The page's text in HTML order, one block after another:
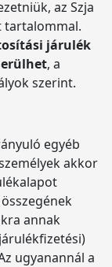
az Szja
tartalommal.
járulék
, a
szerint.
egyéb
akkor
annak
ugyanannál a